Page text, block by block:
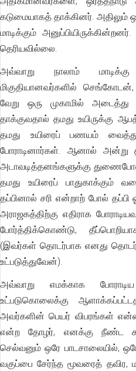
கடுமையாகத் தாக்கினர். அதிலும்
மாடிக்கும்
தெரியவில்லை.
அவ்வாறு நாலாம்
மிகுதியானவர்களில்
வேறு ஒரு முகாமில் அடைத்து
தாக்குவதால் தமது உயிருக்கு
தமது உயிரைப் பணயம்
போராடினார்கள். ஆனால் அன்று
அடாவடித்தனங்களுக்கு
தமது உயிரைப் பாதுகாக்கும்
தப்பினால் சரி என்றாற் போல் தப்பி
அராஜகத்திற்கு எதிராக
போர்த்திக்கொண்டு,
(இவர்கள் தொடர்பாக எனது தொடர்
உட்படுத்துவேன்).
அவ்வாறு எமக்காக
உட்படுகொலைக்கு
அவர்களின் பெயர் விபரங்கள்
என்ற தோழர், எனக்கு நீண்ட
செல்வனும் ஒரே பாடசாலையில்,
வகுப்பை சேர்ந்த மூவரைத் தவிர,